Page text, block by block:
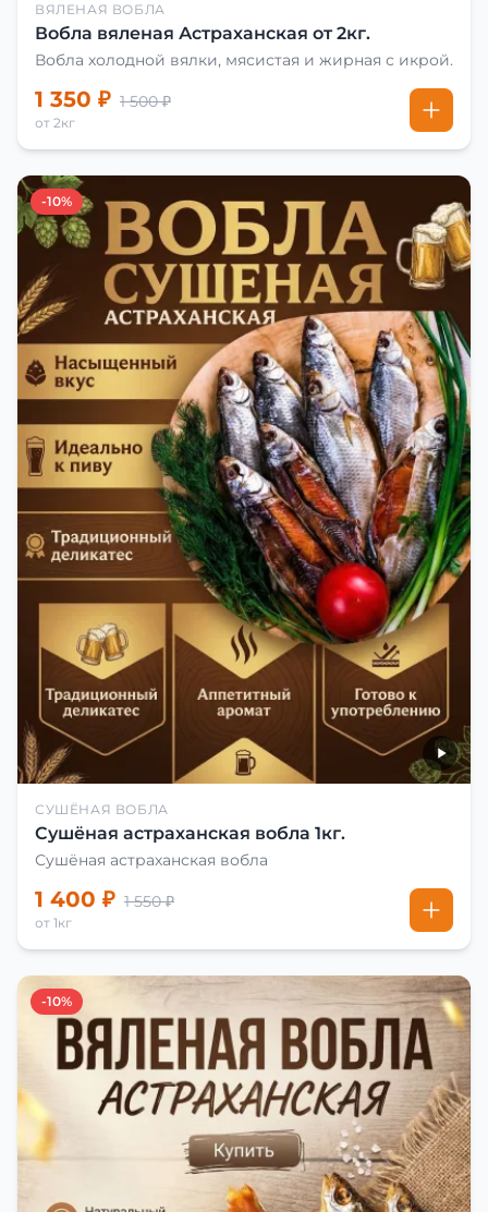
ВЯЛЕНАЯ ВОБЛА
Вобла вяленая Астраханская от 2кг.
Вобла холодной вялки, мясистая и жирная с икрой.
1 350 ₽ 1 500 ₽
от 2кг
-10%
СУШЁНАЯ ВОБЛА
Сушёная астраханская вобла 1кг.
Сушёная астраханская вобла
1 400 ₽ 1 550 ₽
от 1кг
-10%